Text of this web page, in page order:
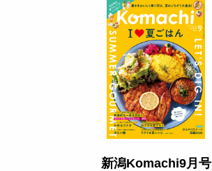
新潟Komachi9月号